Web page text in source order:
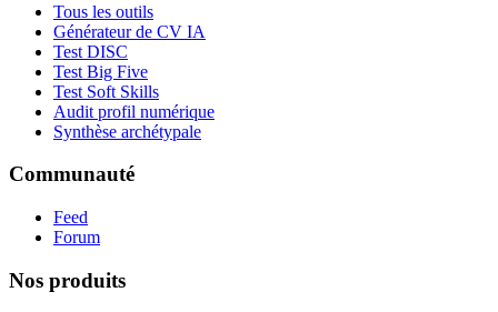
Tous les outils
Générateur de CV IA
Test DISC
Test Big Five
Test Soft Skills
Audit profil numérique
Synthèse archétypale
Communauté
Feed
Forum
Nos produits